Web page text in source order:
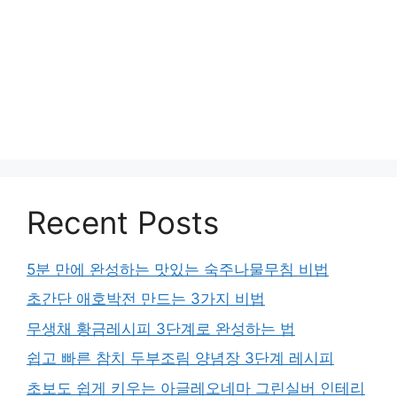
Recent Posts
5분 만에 완성하는 맛있는 숙주나물무침 비법
초간단 애호박전 만드는 3가지 비법
무생채 황금레시피 3단계로 완성하는 법
쉽고 빠른 참치 두부조림 양념장 3단계 레시피
초보도 쉽게 키우는 아글레오네마 그린실버 인테리